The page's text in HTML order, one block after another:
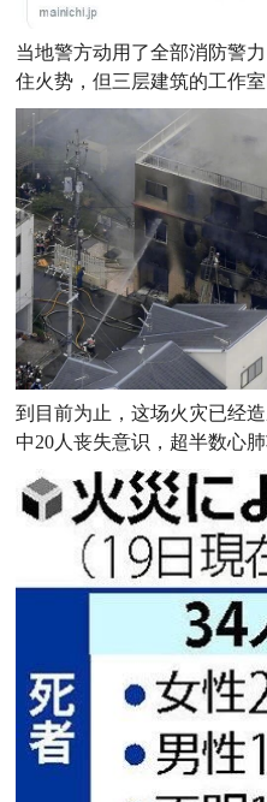
当地警方动用了全部消防警
住火势，但三层建筑的工作
到目前为止，这场火灾已经
中20人丧失意识，超半数心